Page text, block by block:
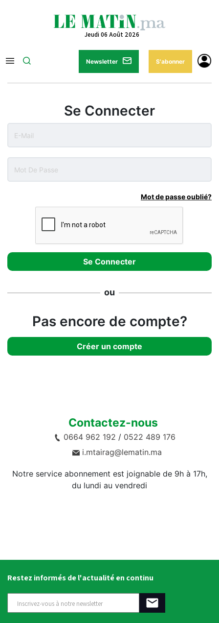
Jeudi 06 Août 2026
Newsletter S'abonner
Se Connecter
Mot de passe oublié?
ou
Pas encore de compte?
Créer un compte
Contactez-nous
0664 962 192 / 0522 489 176
i.mtairag@lematin.ma
Notre service abonnement est joignable de 9h à 17h,
du lundi au vendredi
Restez informés de l'actualité en continu